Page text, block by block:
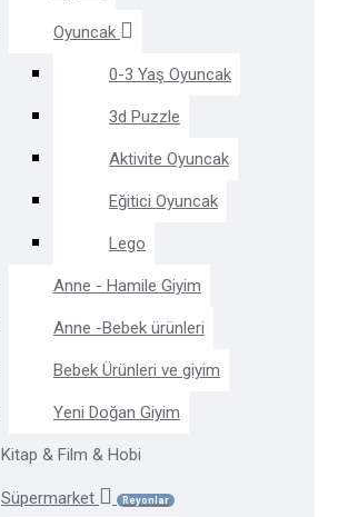
Oyuncak
0-3 Yaş Oyuncak
3d Puzzle
Aktivite Oyuncak
Eğitici Oyuncak
Lego
Anne - Hamile Giyim
Anne -Bebek ürünleri
Bebek Ürünleri ve giyim
Yeni Doğan Giyim
Kitap & Film & Hobi
Süpermarket Reyonlar